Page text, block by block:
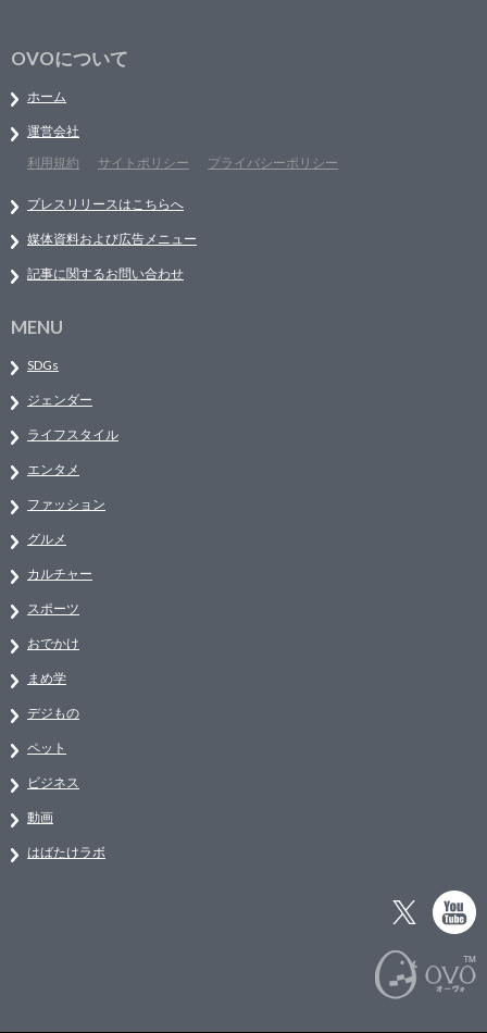
OVOについて
ホーム
運営会社
利用規約
サイトポリシー プライバシーポリシー
プレスリリースはこちらへ
媒体資料および広告メニュー
記事に関するお問い合わせ
MENU
SDGs
ジェンダー
ライフスタイル
エンタメ
ファッション
グルメ
カルチャー
スポーツ
おでかけ
まめ学
デジもの
ペット
ビジネス
動画
はばたけラボ